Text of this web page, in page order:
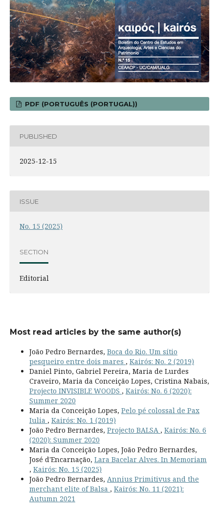
PDF (PORTUGUÊS (PORTUGAL))
PUBLISHED
2025-12-15
ISSUE
No. 15 (2025)
SECTION
Editorial
Most read articles by the same author(s)
João Pedro Bernardes, Boca do Rio. Um sítio
pesqueiro entre dois mares , Kairós: No. 2 (2019)
Daniel Pinto, Gabriel Pereira, Maria de Lurdes
Craveiro, Maria da Conceição Lopes, Cristina Nabais,
Projecto INVISIBLE WOODS , Kairós: No. 6 (2020):
Summer 2020
Maria da Conceição Lopes, Pelo pé colossal de Pax
Iulia , Kairós: No. 1 (2019)
João Pedro Bernardes, Projecto BALSA , Kairós: No. 6
(2020): Summer 2020
Maria da Conceição Lopes, João Pedro Bernardes,
José d'Encarnação, Lara Bacelar Alves. In Memoriam
, Kairós: No. 15 (2025)
João Pedro Bernardes, Annius Primitivus and the
merchant elite of Balsa , Kairós: No. 11 (2021):
Autumn 2021